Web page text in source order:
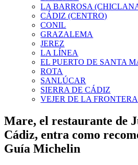
LA BARROSA
CÁDIZ (CENTRO)
CONIL
GRAZALEMA
JEREZ
LA LÍNEA
EL PUERTO DE SANTA
ROTA
SANLÚCAR
SIERRA DE CÁDIZ
VEJER DE LA FRONTERA
Mare, el restaurante de
Cádiz, entra como
Guía Michelin